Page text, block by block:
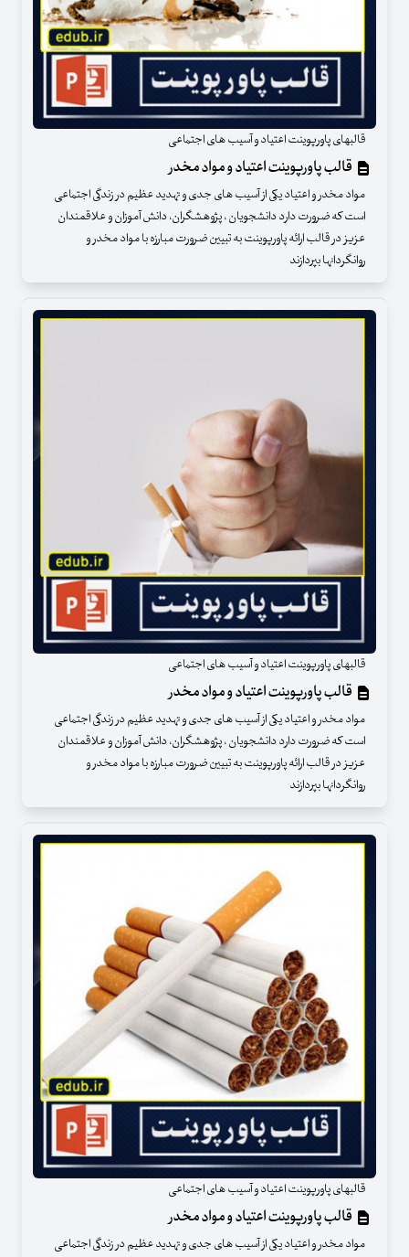
قالبهای پاورپوینت اعتیاد و آسیب های اجتماعی
قالب پاورپوینت اعتیاد و مواد مخدر
مواد مخدر و اعتیاد یکی از آسیب های جدی و تهدید عظیم در زندگی اجتماعی
است که ضرورت دارد دانشجویان ، پژوهشگران، دانش آموزان و علاقمندان
عزیز در قالب ارائه پاورپوینت به تبیین ضرورت مبارزه با مواد مخدر و
روانگردانها بپردازند
قالبهای پاورپوینت اعتیاد و آسیب های اجتماعی
قالب پاورپوینت اعتیاد و مواد مخدر
مواد مخدر و اعتیاد یکی از آسیب های جدی و تهدید عظیم در زندگی اجتماعی
است که ضرورت دارد دانشجویان ، پژوهشگران، دانش آموزان و علاقمندان
عزیز در قالب ارائه پاورپوینت به تبیین ضرورت مبارزه با مواد مخدر و
روانگردانها بپردازند
قالبهای پاورپوینت اعتیاد و آسیب های اجتماعی
قالب پاورپوینت اعتیاد و مواد مخدر
مواد مخدر و اعتیاد یکی از آسیب های جدی و تهدید عظیم در زندگی اجتماعی